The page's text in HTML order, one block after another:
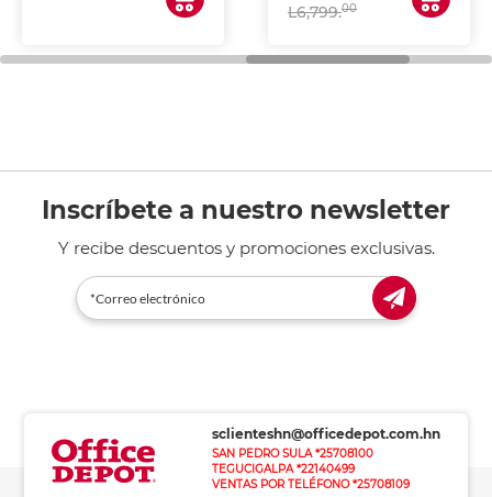
L6,799.00
Inscríbete a nuestro newsletter
Y recibe descuentos y promociones exclusivas.
sclienteshn@officedepot.com.hn
SAN PEDRO SULA *25708100
TEGUCIGALPA *22140499
VENTAS POR TELÉFONO *25708109